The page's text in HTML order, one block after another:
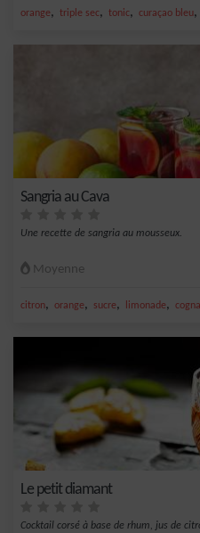
orange, triple sec, tonic, curaçao bleu,
Sangria au Cava
Une recette de sangria au mousseux.
Moyenne
citron, orange, sucre, limonade,
Le petit diamant
Cocktail corsé à base de rhum, jus de